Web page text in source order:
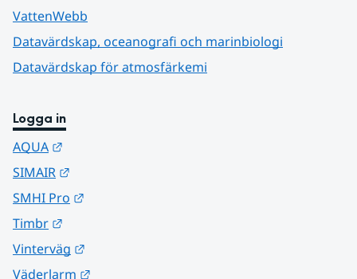
VattenWebb
Datavärdskap, oceanografi och marinbiologi
Datavärdskap för atmosfärkemi
Logga in
AQUA
SIMAIR
SMHI Pro
Timbr
Vinterväg
Väderlarm